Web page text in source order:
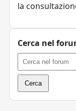
la
Cerca nel
Cerca